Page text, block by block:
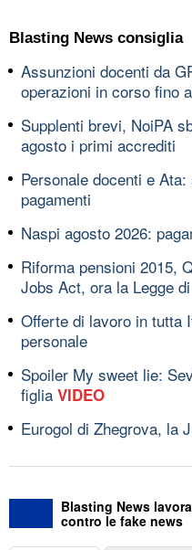
Blasting News consiglia
Assunzioni docenti da
operazioni in corso fino
Supplenti brevi, NoiPA
agosto i primi accrediti
Personale docenti e
pagamenti
Naspi agosto 2026:
Riforma pensioni 2015,
Jobs Act, ora la Legge
Offerte di lavoro in tutta
personale
Spoiler My sweet lie:
figlia VIDEO
Eurogol di Zhegrova, la
Blasting News
contro le fake news